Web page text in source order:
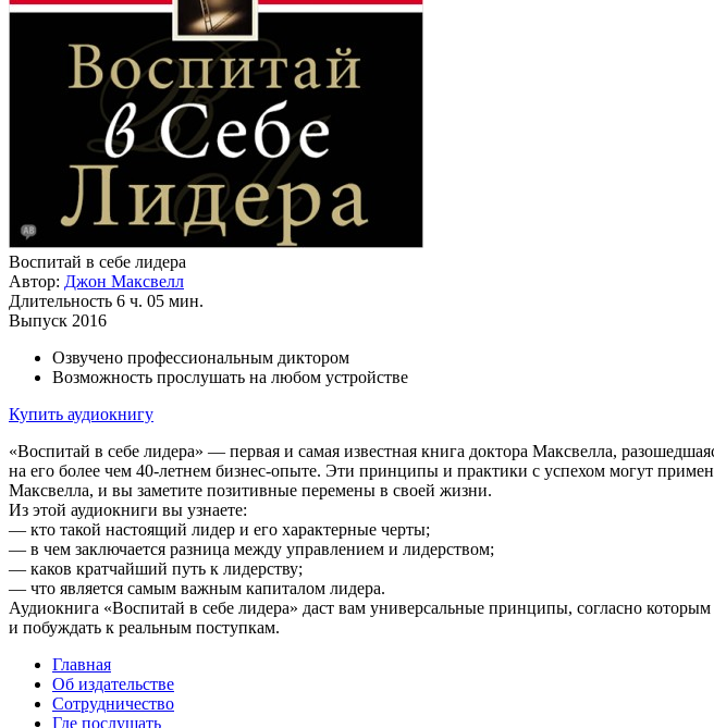
Воспитай в себе лидера
Автор: Джон Максвелл
Длительность 6 ч. 05 мин.
Выпуск 2016
Озвучено профессиональным диктором
Возможность прослушать на любом устройстве
Купить аудиокнигу
«Воспитай в себе лидера» — первая и самая известная книга доктора Максвелла,
на его более чем 40-летнем бизнес-опыте. Эти принципы и практики с успехом могут
Максвелла, и вы заметите позитивные перемены в своей жизни.
Из этой аудиокниги вы узнаете:
— кто такой настоящий лидер и его характерные черты;
— в чем заключается разница между управлением и лидерством;
— каков кратчайший путь к лидерству;
— что является самым важным капиталом лидера.
Аудиокнига «Воспитай в себе лидера» даст вам универсальные принципы, согласно
и побуждать к реальным поступкам.
Главная
Об издательстве
Сотрудничество
Где послушать